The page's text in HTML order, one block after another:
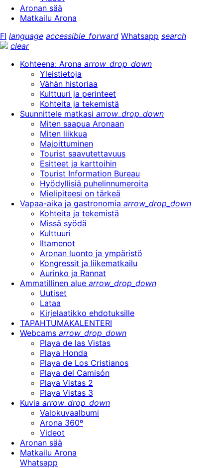
Aronan sää
Matkailu Arona
FI language accessible_forward Whatsapp search
clear
Kohteena: Arona arrow_drop_down
Yleistietoja
Vähän historiaa
Kulttuuri ja perinteet
Kohteita ja tekemistä
Suunnittele matkasi arrow_drop_down
Miten saapua Aronaan
Miten liikkua
Majoittuminen
Tourist saavutettavuus
Esitteet ja karttoihin
Tourist Information Bureau
Hyödyllisiä puhelinnumeroita
Mielipiteesi on tärkeä
Vapaa-aika ja gastronomia arrow_drop_down
Kohteita ja tekemistä
Missä syödä
Kulttuuri
Iltamenot
Aronan luonto ja ympäristö
Kongressit ja liikematkailu
Aurinko ja Rannat
Ammatillinen alue arrow_drop_down
Uutiset
Lataa
Kirjelaatikko ehdotuksille
TAPAHTUMAKALENTERI
Webcams arrow_drop_down
Playa de las Vistas
Playa Honda
Playa de Los Cristianos
Playa del Camisón
Playa Vistas 2
Playa Vistas 3
Kuvia arrow_drop_down
Valokuvaalbumi
Arona 360º
Videot
Aronan sää
Matkailu Arona
Whatsapp